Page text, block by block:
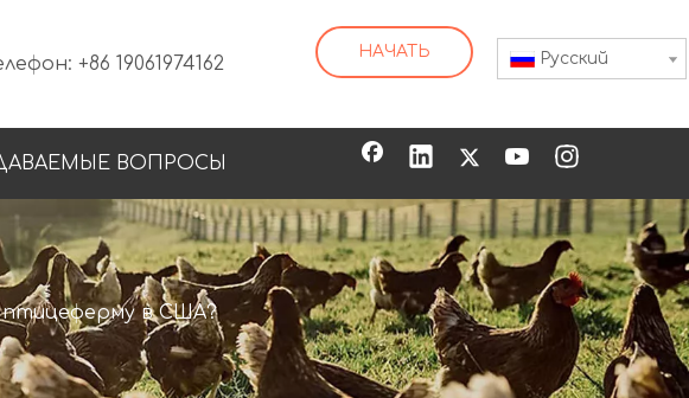
+86 19061974162
НАЧАТЬ Pусский
ВОПРОСЫ
в США?
Пластиковое голубиное гнездо